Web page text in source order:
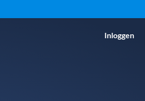
Inloggen